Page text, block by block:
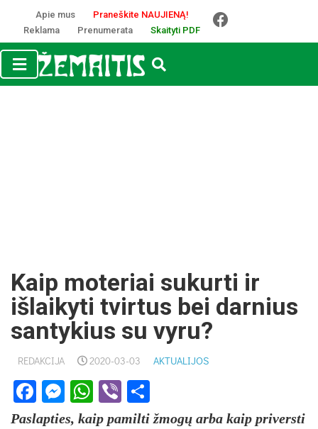
Apie mus
Praneškite NAUJIENĄ!
Reklama
Prenumerata Skaityti PDF
Kaip moteriai sukurti ir
išlaikyti tvirtus bei darnius
santykius su vyru?
REDAKCIJA 2020-03-03 AKTUALIJOS
Facebook
Messenger
WhatsApp
Viber
Paslapties, kaip pamilti žmogų arba kaip priversti